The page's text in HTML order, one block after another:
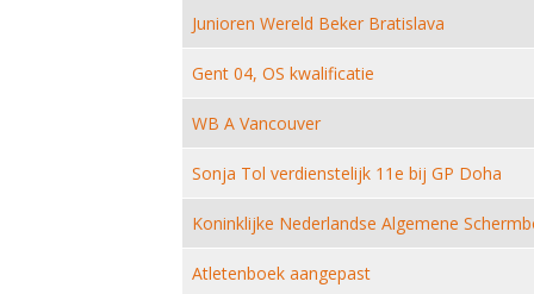
Junioren Wereld Beker Bratislava
Gent 04, OS kwalificatie
WB A Vancouver
Sonja Tol verdienstelijk 11e bij GP Doha
Koninklijke Nederlandse Algemene
Atletenboek aangepast